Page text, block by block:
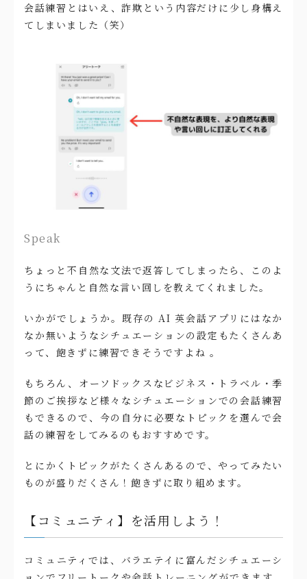
会話練習とはいえ、詐欺という内容だけに少し身構え
てしまいました（笑）
Speak
ちょっと不自然な文法で返答してしまったら、このよ
うにちゃんと自然な言い回しを教えてくれました。
いかがでしょうか。既存の AI 英会話アプリにはなか
なか無いようなシチュエーションの設定もたくさんあ
って、飽きずに練習できそうですよね 。
もちろん、オーソドックスなビジネス・トラベル・季
節のご挨拶など様々なシチュエーションでの会話練習
もできるので、今の自分に必要なトピックを選んで会
話の練習をしてみるのもおすすめです。
とにかくトピックがたくさんあるので、やってみたい
ものが盛りだくさん！飽きずに取り組めます。
【コミュニティ】を活用しよう！
コミュニティでは、バラエテイに富んだシチュエーシ